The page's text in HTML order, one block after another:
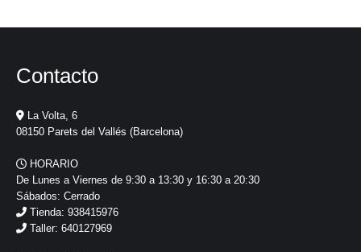
Contacto
La Volta, 6
08150 Parets del Vallés (Barcelona)
HORARIO
De Lunes a Viernes de 9:30 a 13:30 y 16:30 a 20:30
Sábados: Cerrado
Tienda: 938415976
Taller: 640127969